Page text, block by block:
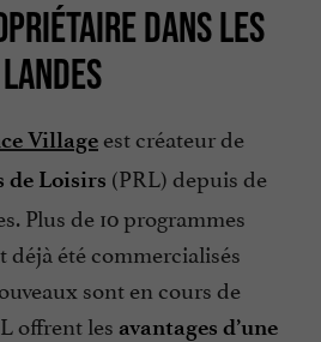
DANS LES
LANDES
Village est créateur de
de Loisirs (PRL) depuis de
Plus de 10 programmes
été commercialisés
sont en cours de
offrent les avantages d’une